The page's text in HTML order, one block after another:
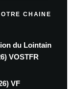
CHAINE
du Lointain
VOSTFR
VF